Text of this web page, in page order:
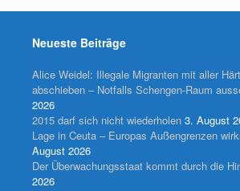
Neueste Beiträge
Alice Weidel: Illegale Migranten mit aller
abschieben – Notfalls Schengen-Raum
2026
2015 darf sich nicht wiederholen 3. August
Lage in Ceuta – Europas Außengrenzen
August 2026
Der Überwachungsstaat kommt durch die
2026